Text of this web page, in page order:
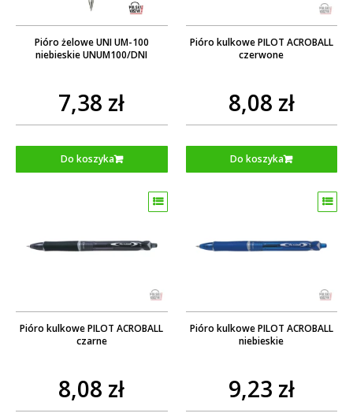
Pióro żelowe UNI UM-100
niebieskie UNUM100/DNI
7,38 zł
Do koszyka
Pióro kulkowe PILOT ACROBALL
czerwone
8,08 zł
Do koszyka
Pióro kulkowe PILOT ACROBALL
czarne
8,08 zł
Pióro kulkowe PILOT ACROBALL
niebieskie
9,23 zł